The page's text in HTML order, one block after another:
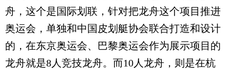
舟，这个是国际划联，针对把龙舟这个项目推进
奥运会，单独和中国皮划艇协会联合打造和设计
的，在东京奥运会、巴黎奥运会作为展示项目的
龙舟就是8人竞技龙舟。而10人龙舟，则是在杭